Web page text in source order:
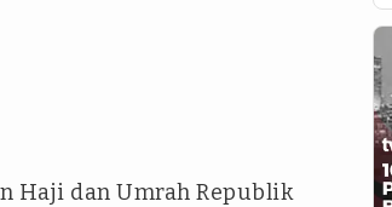
Haji dan Umrah Republik